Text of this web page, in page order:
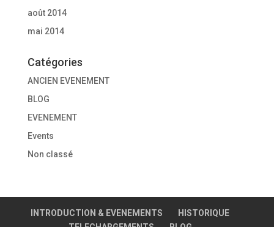
août 2014
mai 2014
Catégories
ANCIEN EVENEMENT
BLOG
EVENEMENT
Events
Non classé
INTRODUCTION & EVENEMENTS
HISTORIQUE